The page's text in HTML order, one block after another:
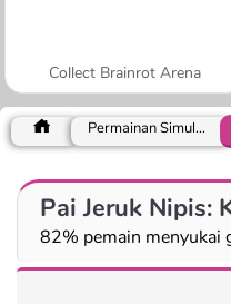
Collect Brainrot Arena
Permainan Simulasi
Pai Jeruk Nipis:
82% pemain menyukai